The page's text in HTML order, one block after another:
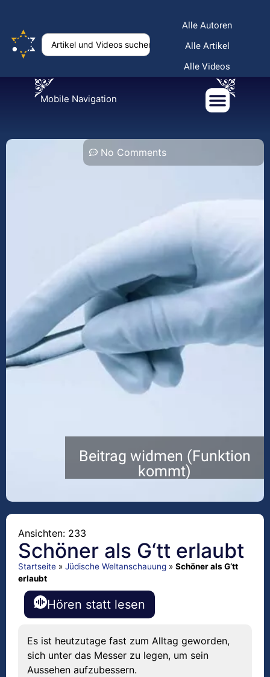
Alle Autoren
Alle Artikel
Alle Videos
Mobile Navigation
No Comments
Beitrag widmen (Funktion
kommt)
Ansichten: 233
Schöner als G‘tt erlaubt
Startseite » Jüdische Weltanschauung » Schöner als G‘tt
erlaubt
Hören statt lesen
Es ist heutzutage fast zum Alltag geworden,
sich unter das Messer zu legen, um sein
Aussehen aufzubessern.